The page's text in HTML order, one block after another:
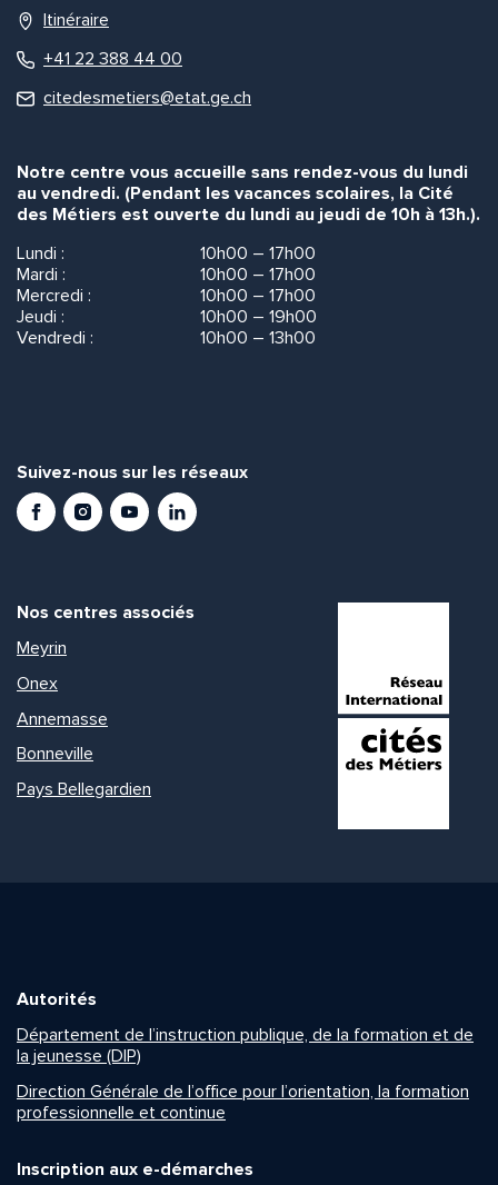
Itinéraire
+41 22 388 44 00
citedesmetiers@etat.ge.ch
Notre centre vous accueille sans rendez-vous du lundi
au vendredi. (Pendant les vacances scolaires, la Cité
des Métiers est ouverte du lundi au jeudi de 10h à 13h.).
Lundi :
10h00 – 17h00
Mardi :
10h00 – 17h00
Mercredi :
10h00 – 17h00
Jeudi :
10h00 – 19h00
Vendredi :
10h00 – 13h00
Suivez-nous sur les réseaux
FacebookInstagramYoutubeLinkedIn
Nos centres associés
Meyrin
Onex
Annemasse
Bonneville
Pays Bellegardien
Autorités
Département de l’instruction publique, de la formation et de
la jeunesse (DIP)
Direction Générale de l’office pour l’orientation, la formation
professionnelle et continue
Inscription aux e-démarches